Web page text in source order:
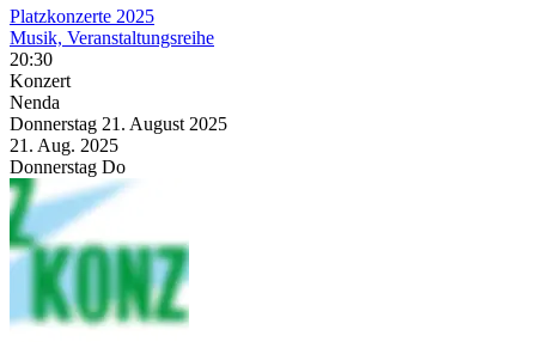
Platzkonzerte 2025
Musik, Veranstaltungsreihe
20:30
Konzert
Nenda
Donnerstag 21. August 2025
21. Aug. 2025
Donnerstag Do